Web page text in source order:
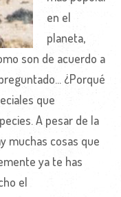
en el
planeta,
son de acuerdo a
¿Porqué
que
A pesar de la
muchas cosas que
ya te has
el